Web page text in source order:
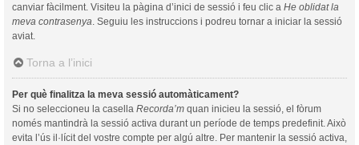
canviar fàcilment. Visiteu la pàgina d’inici de sessió i feu clic a He oblidat la
meva contrasenya . Seguiu les instruccions i podreu tornar a iniciar la sessió
aviat.
Torna a l’inici
Per què finalitza la meva sessió automàticament?
Si no seleccioneu la casella Recorda’m quan inicieu la sessió, el fòrum
només mantindrà la sessió activa durant un període de temps predefinit. Això
evita l’ús il·lícit del vostre compte per algú altre. Per mantenir la sessió activa,